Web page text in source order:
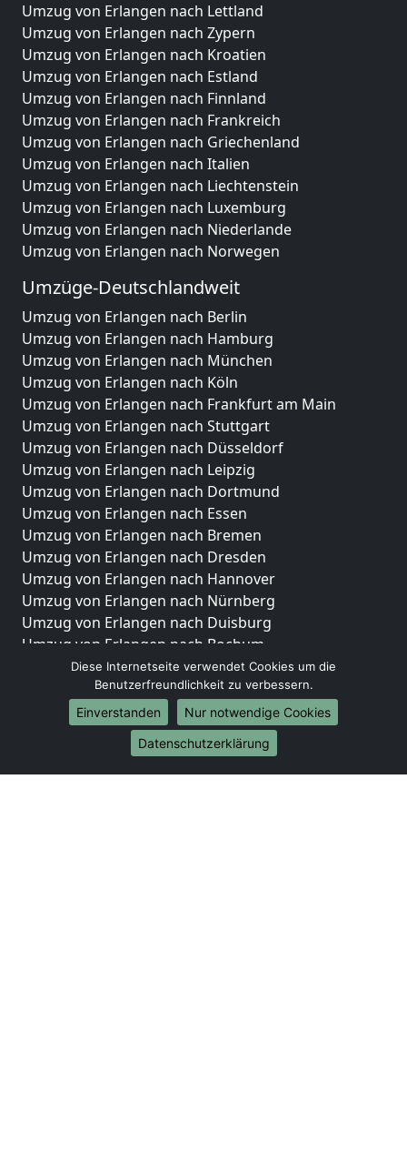
Umzug von Erlangen nach Lettland
Umzug von Erlangen nach Zypern
Umzug von Erlangen nach Kroatien
Umzug von Erlangen nach Estland
Umzug von Erlangen nach Finnland
Umzug von Erlangen nach Frankreich
Umzug von Erlangen nach Griechenland
Umzug von Erlangen nach Italien
Umzug von Erlangen nach Liechtenstein
Umzug von Erlangen nach Luxemburg
Umzug von Erlangen nach Niederlande
Umzug von Erlangen nach Norwegen
Umzüge-Deutschlandweit
Umzug von Erlangen nach Berlin
Umzug von Erlangen nach Hamburg
Umzug von Erlangen nach München
Umzug von Erlangen nach Köln
Umzug von Erlangen nach Frankfurt am Main
Umzug von Erlangen nach Stuttgart
Umzug von Erlangen nach Düsseldorf
Umzug von Erlangen nach Leipzig
Umzug von Erlangen nach Dortmund
Umzug von Erlangen nach Essen
Umzug von Erlangen nach Bremen
Umzug von Erlangen nach Dresden
Umzug von Erlangen nach Hannover
Umzug von Erlangen nach Nürnberg
Umzug von Erlangen nach Duisburg
Umzug von Erlangen nach Bochum
Umzug von Erlangen nach Wuppertal
Umzug von Erlangen nach Bielefeld
Umzug von Erlangen nach Bonn
Umzug von Erlangen nach Münster
Diese Internetseite verwendet Cookies um die
Benutzerfreundlichkeit zu verbessern.
Einverstanden
Nur notwendige Cookies
Datenschutzerklärung